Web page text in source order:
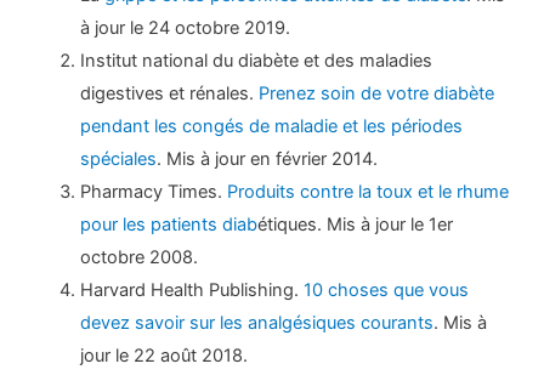
à jour le 24 octobre 2019.
Institut national du diabète et des maladies
digestives et rénales. Prenez soin de votre diabète
pendant les congés de maladie et les périodes
spéciales. Mis à jour en février 2014.
Pharmacy Times. Produits contre la toux et le rhume
pour les patients diabétiques. Mis à jour le 1er
octobre 2008.
Harvard Health Publishing.10 choses que vous
devez savoir sur les analgésiques courants. Mis à
jour le 22 août 2018.